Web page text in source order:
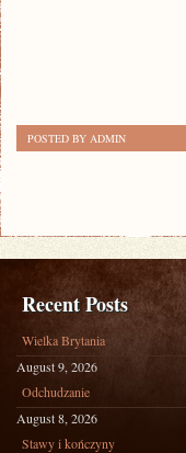
POSTED BY ADMIN
Recent Posts
Wielka Brytania
August 9, 2026
Odchudzanie
August 8, 2026
Stawy i kończyny